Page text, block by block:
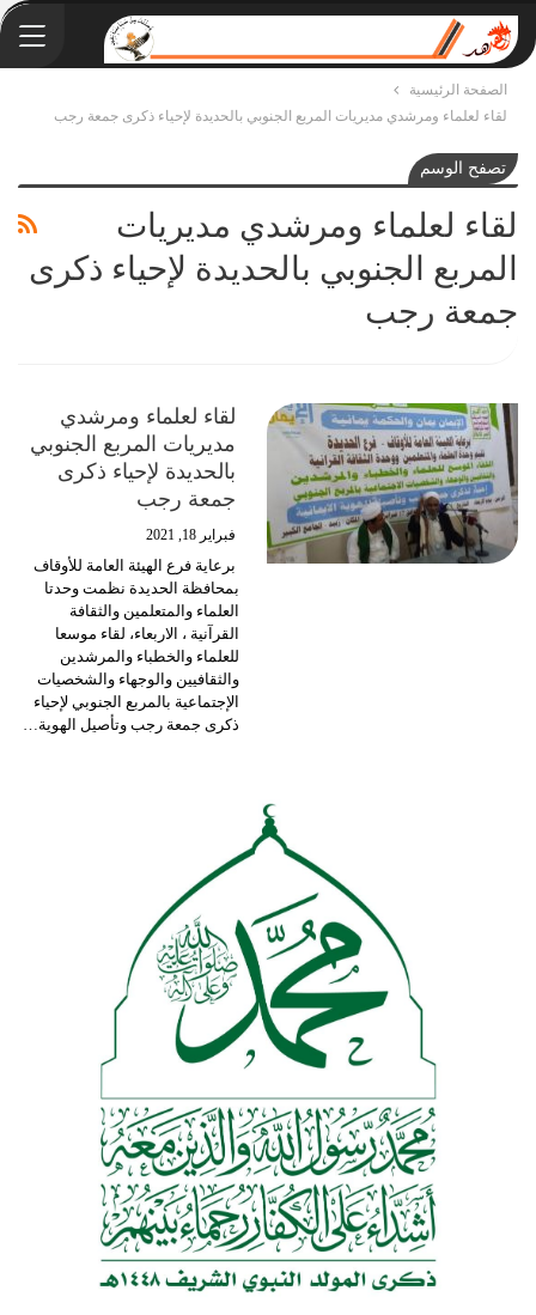
الصفحة الرئيسية
لقاء لعلماء ومرشدي مديريات المربع الجنوبي بالحديدة لإحياء ذكرى جمعة رجب
تصفح الوسم
لقاء لعلماء ومرشدي مديريات
المربع الجنوبي بالحديدة لإحياء ذكرى
جمعة رجب
لقاء لعلماء ومرشدي
مديريات المربع الجنوبي
بالحديدة لإحياء ذكرى
جمعة رجب
فبراير 18, 2021
برعاية فرع الهيئة العامة للأوقاف
بمحافظة الحديدة نظمت وحدتا
العلماء والمتعلمين والثقافة
القرآنية ، الاربعاء، لقاء موسعا
للعلماء والخطباء والمرشدين
والثقافيين والوجهاء والشخصيات
الإجتماعية بالمربع الجنوبي لإحياء
ذكرى جمعة رجب وتأصيل الهوية…